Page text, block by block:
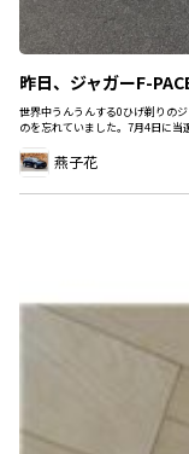
昨日、ジャガーF-
世界中うんうんする0ひげ剃りの
のを忘れていました。7月4日に当
燕子花